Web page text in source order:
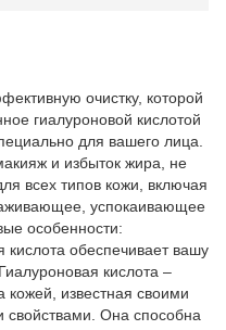
очистку, которой
гиалуроновой кислотой
для вашего лица.
и избыток жира, не
всех типов кожи, включая
успокаивающее
особенности:
обеспечивает вашу
кислота –
кожей, известная своими
Она способна